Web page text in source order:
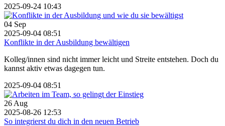
2025-09-24 10:43
04 Sep
2025-09-04 08:51
Konflikte in der Ausbildung bewältigen
Kolleg/innen sind nicht immer leicht und Streite entstehen. Doch du
kannst aktiv etwas dagegen tun.
2025-09-04 08:51
26 Aug
2025-08-26 12:53
So integrierst du dich in den neuen Betrieb